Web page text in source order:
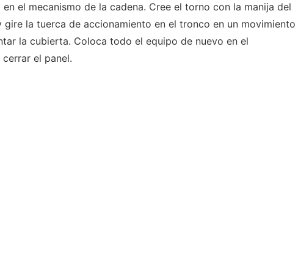
el mecanismo de la cadena. Cree el torno con la manija del
la tuerca de accionamiento en el tronco en un movimiento
la cubierta. Coloca todo el equipo de nuevo en el
el panel.